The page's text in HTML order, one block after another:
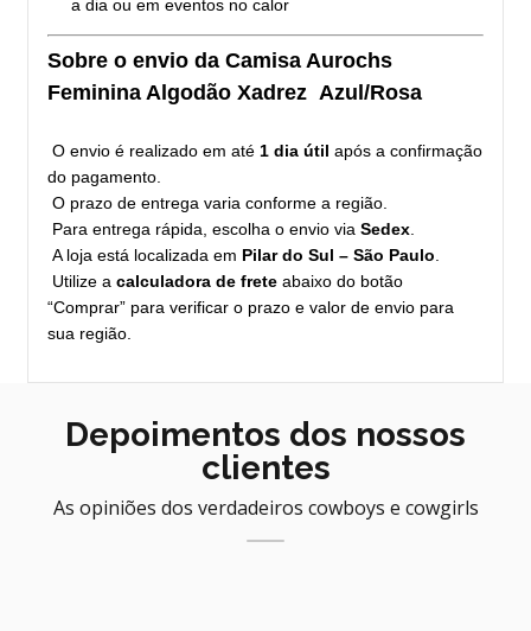
a dia ou em eventos no calor
Sobre o envio da Camisa Aurochs
Feminina Algodão Xadrez Azul/Rosa
O envio é realizado em até 1 dia útil após a confirmação
do pagamento.
O prazo de entrega varia conforme a região.
Para entrega rápida, escolha o envio via Sedex
A loja está localizada em Pilar do Sul – São Paulo
Utilize a calculadora de frete abaixo do botão
“Comprar” para verificar o prazo e valor de envio para
sua região.
Depoimentos dos nossos
clientes
As opiniões dos verdadeiros cowboys e cowgirls